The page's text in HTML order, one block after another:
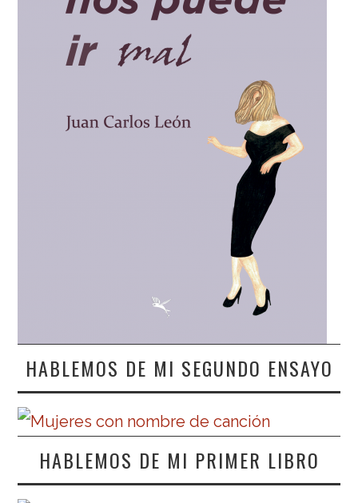
HABLEMOS DE MI SEGUNDO ENSAYO
HABLEMOS DE MI PRIMER LIBRO